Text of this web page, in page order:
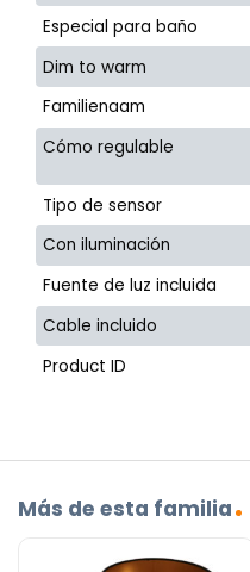
Especial para baño
Dim to warm
Familienaam
Cómo regulable
Tipo de sensor
Con iluminación
Fuente de luz incluida
Cable incluido
Product ID
Más de esta familia